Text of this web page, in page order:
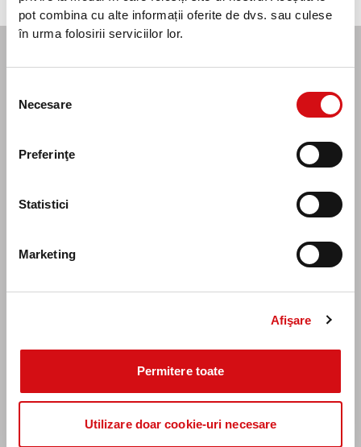
pot combina cu alte informații oferite de dvs. sau culese
în urma folosirii serviciilor lor.
consimțământului
Necesare
Preferinţe
Statistici
Marketing
Afişare
Permitere toate
Utilizare doar cookie-uri necesare
schimbărilor climatice
Completează formularul, iar un consilier clienți
te va contacta
etalii.